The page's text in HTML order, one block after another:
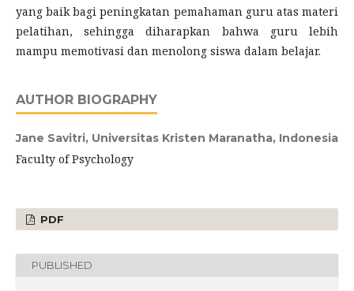
yang baik bagi peningkatan pemahaman guru atas materi
pelatihan, sehingga diharapkan bahwa guru lebih
mampu memotivasi dan menolong siswa dalam belajar.
AUTHOR BIOGRAPHY
Jane Savitri, Universitas Kristen Maranatha, Indonesia
Faculty of Psychology
PDF
PUBLISHED